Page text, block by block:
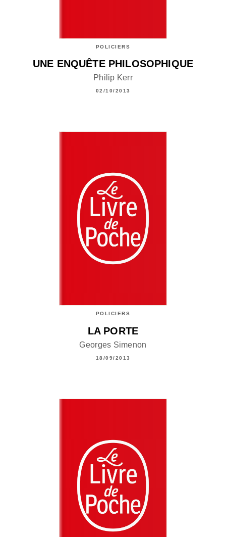
POLICIERS
UNE ENQUÊTE PHILOSOPHIQUE
Philip Kerr
02/10/2013
POLICIERS
LA PORTE
Georges Simenon
18/09/2013